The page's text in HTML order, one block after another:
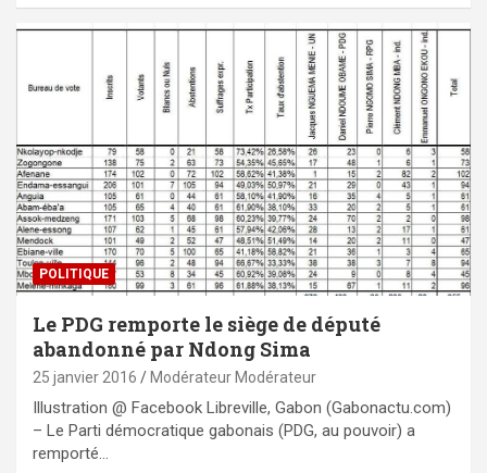
POLITIQUE
Le PDG remporte le siège de député
abandonné par Ndong Sima
25 janvier 2016 Modérateur Modérateur
Illustration @ Facebook Libreville, Gabon (Gabonactu.com)
– Le Parti démocratique gabonais (PDG, au pouvoir) a
remporté…